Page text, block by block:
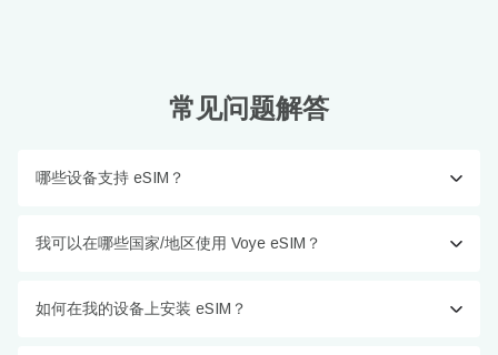
常见问题解答
哪些设备支持 eSIM？
我可以在哪些国家/地区使用 Voye eSIM？
如何在我的设备上安装 eSIM？